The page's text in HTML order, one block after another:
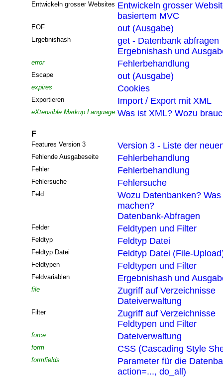
Entwickeln grosser Websites Entwickeln grosser
basiertem MVC
EOF out (Ausgabe)
Ergebnishash
get - Datenbank abfragen
Ergebnishash und
error Fehlerbehandlung
Escape out (Ausgabe)
expires Cookies
Exportieren Import / Export mit XML
eXtensible Markup Language Was ist XML? Wozu
F
Features Version 3 Version 3 - Liste der
Fehlende Ausgabeseite Fehlerbehandlung
Fehler Fehlerbehandlung
Fehlersuche Fehlersuche
Feld
Wozu Datenbanken?
machen?
Datenbank-Abfragen
Felder Feldtypen und Filter
Feldtyp Feldtyp Datei
Feldtyp Datei Feldtyp Datei (File-
Feldtypen Feldtypen und Filter
Feldvariablen Ergebnishash und
file
Zugriff auf Verzeichnisse
Dateiverwaltung
Filter
Zugriff auf Verzeichnisse
Feldtypen und Filter
force Dateiverwaltung
form CSS (Cascading Style
formfields
Parameter für die
action=..., do_all)